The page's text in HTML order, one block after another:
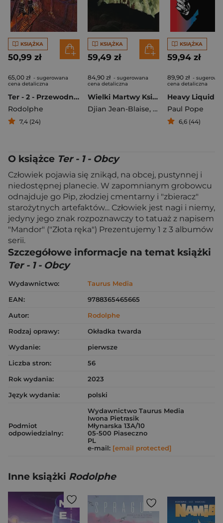
KSIĄŻKA
50,99 zł
65,00 zł - sugerowana
cena detaliczna
Ter - 2 - Przewodnik
Rodolphe
7,4 (24)
KSIĄŻKA
59,49 zł
84,90 zł - sugerowana
cena detaliczna
Wielki Martwy Księga pierwsza
Djian Jean-Blaise, Loisel Régis
KSIĄŻKA
59,94 zł
89,90 zł -
cena detaliczna
Heavy Liquid
Paul Pope
6,6 (44)
O książce Ter - 1 - Obcy
Człowiek pojawia się znikąd, na obcej, pustynnej i
niedostępnej planecie. W zapomnianym grobowcu
odnajduje go Pip, złodziej cmentarny i "zbieracz"
starożytnych artefaktów… Człowiek jest nagi i niemy,
jedyny jego znak rozpoznawczy to tatuaż z napisem
"Mandor" ("Złota ręka") Prezentujemy 1 z 3 albumów
serii.
Szczegółowe informacje na temat książki
Ter - 1 - Obcy
Wydawnictwo:
Taurus Media
EAN:
9788365465665
Autor:
Rodolphe
Rodzaj oprawy:
Okładka twarda
Wydanie:
pierwsze
Liczba stron:
56
Rok wydania:
2023
Język wydania:
polski
Podmiot
odpowiedzialny:
Wydawnictwo Taurus Media
Iwona Pietrasik
Młynarska 13A/10
05-500 Piaseczno
PL
e-mail: [email protected]
Inne książki Rodolphe